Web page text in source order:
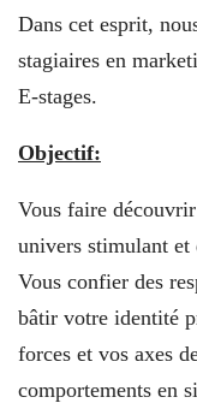
Dans cet esprit,
stagiaires en
E-stages.
Objectif:
Vous faire
univers stimulant et
Vous confier des
bâtir votre identité
forces et vos axes
comportements en